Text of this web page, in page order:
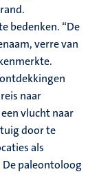
bedenken. “De
verre van
naar
vlucht naar
door te
als
paleontoloog